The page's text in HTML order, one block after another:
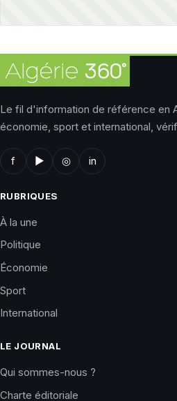
Le fil d'information de référence en
économie, sport et international,
f ▶ ◎ in
RUBRIQUES
À la une
Politique
Économie
Sport
International
LE JOURNAL
Qui sommes-nous ?
Charte éditoriale